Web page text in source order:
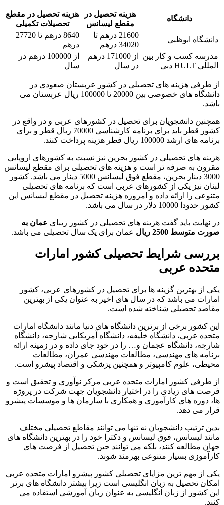
دانشگاه
هزینه تحصیل در
مقطع لیسانس
هزینه تحصیل در مقطع
تحصیلات تکمیلی
دانشگاه ابوظبی
21600 درهم تا
34020 درهم
8640 درهم تا 27720
درهم
مدرسه کسب و کار بین
المللی HULT دبی
از 171000 درهم
در سال
از 100000 درهم در
سال
از طرفی هزینه های تحصیلی در کشور عربستان صعودی در
دانشگاه های خصوصی بین 20000 تا 100000 ریال عربستان می
باشد.
همچنین دانشجویان برای تحصیل در کشورهای عربی و در واقع در
کشور قطر باید برای برنامه کارشناسی 70000 ریال قطر و برای
برنامه های ارشد 100000 ریال قطر هزینه پرداخت کنند.
هزینه های تحصیلی در کشور بحرین نیز نسبت به کشورهای اروپایی
مقرون به صرفه تر است و هزینه های تحصیلی برای مقطع لیسانس
3000 دینار بحرین، مقطع فوق لیسانس 5000 دینار می باشد. کشور
لبنان نیز یکی از کشورهای عربی است که برنامه های تحصیلی
متنوعی را ارائه داده و امروزه هزینه تحصیل در مقطع لیسانس این
کشور حدودا 10000 دلار در سال می باشد.
در نهایت باید گفت هزینه های تحصیلی در کشور زیبای عمان به
صورت متوسط 2500 ریال
عمان برای یک سال تحصیلی می باشد.
بررسی شرایط تحصیلی کشور امارات
متحده عربی
یکی از بهترین گزینه ها برای تحصیل در کشورهای عربی، کشور
امارات می باشد که در سال های اخیر به عنوان یکی از بهترین
مقاصد تحصیلی شناخته شده است.
این کشور برخی از برترین دانشگاه های دنیا مانند دانشگاه امارات
متحده عربی، دانشگاه خلیفه، دانشگاه آمریکایی شارجه، دانشگاه
شارجه، دانشگاه عجمان و… را در خود جای داده و در زمینه ارائه
برنامه های مهندسی، مطالعات مهندسی عمران، مطالعات
محیطی، علوم کامپیوتر و همچنین پزشکی و اقتصاد پیشرو است.
از طرفی کشور امارات متحده عربی مرکز نوآوری و تحقیق است و
فرصت های زیادی را در اختیار دانشجویان جهت شرکت در پروژه
ها، دوره های کارآموزی و همکاری با سازمان ها و موسسات پیشرو
قرار می دهد.
بدین ترتیب دانشجویان نه تنها می توانند مقاطع تحصیلی مختلف
مانند لیسانس، فوق لیسانس و دکترا خود را در بهترین دانشگاه های
جهان مطالعه کنند، بلکه می توانند حین تحصیل از فرصت های
کارآموزی بسیار متنوعی بهرمند شوند.
یکی از مهم ترین مزایای تحصیلی کشور پیشرو امارات متحده عربی
امکان تحصیل به زبان انگلیسی است زیرا بیشتر دانشگاه های برتر
این کشور از زبان انگلیسی به عنوان زبان آموزشی استفاده می
کنند.